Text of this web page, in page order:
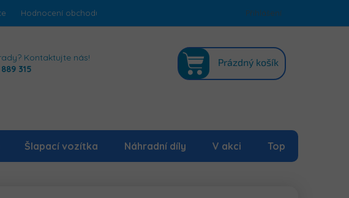
Hodnocení obchodu Podmínky ochrany osobních údajů Mapa serveru
Přihlášení
Kontaktujte nás!
315
KOŠÍK
Prázdný košík
Šlapací vozítka Náhradní díly V akci Top